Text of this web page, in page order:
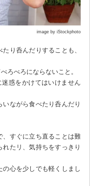
image by iStockphoto
り呑んだりすることも、
ろべろにならないこと。
惑をかけてはいけません
ながら食べたり呑んだり
、すぐに立ち直ることは難
たリ、気持ちをすっきり
心を少しでも軽くしまし